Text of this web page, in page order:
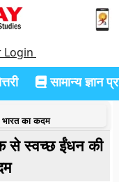
Login
सामान्य ज्ञान
का कदम
से स्वच्छ ईंधन की